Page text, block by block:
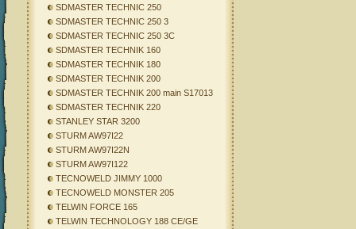
SDMASTER TECHNIC 250
SDMASTER TECHNIC 250 3
SDMASTER TECHNIC 250 3C
SDMASTER TECHNIK 160
SDMASTER TECHNIK 180
SDMASTER TECHNIK 200
SDMASTER TECHNIK 200 main S17013
SDMASTER TECHNIK 220
STANLEY STAR 3200
STURM AW97I22
STURM AW97I22N
STURM AW97I122
TECNOWELD JIMMY 1000
TECNOWELD MONSTER 205
TELWIN FORCE 165
TELWIN TECHNOLOGY 188 CE/GE